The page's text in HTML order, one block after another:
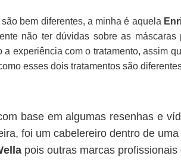
bem diferentes, a minha é aquela
não ter dúvidas sobre as máscaras
experiência com o tratamento, assim
esses dois tratamentos são
base em algumas resenhas e
foi um cabelereiro dentro de
pois outras marcas